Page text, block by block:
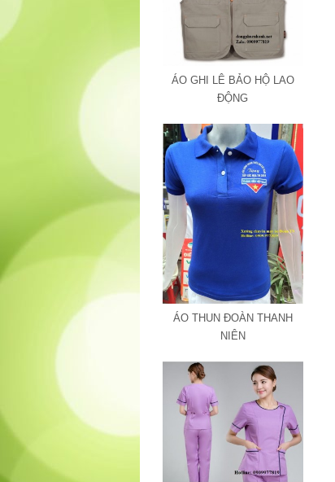
ÁO GHI LÊ BẢO HỘ LAO
ĐỘNG
ÁO THUN ĐOÀN THANH
NIÊN